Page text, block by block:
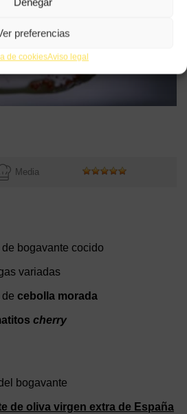
preferencias
de cookiesAviso legal
Media
bogavante cocido
variadas
cebolla morada
cherry
bogavante
de oliva virgen extra de España